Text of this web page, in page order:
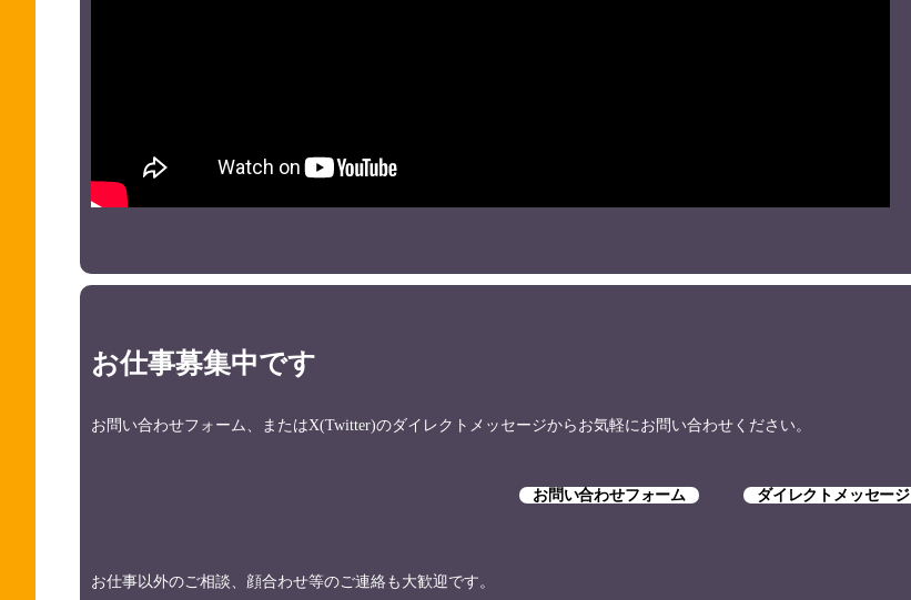
お仕事募集中です
お問い合わせフォーム、またはX(Twitter)のダイレクトメッセージからお気軽にお問い合わせください。
お問い合わせフォーム ダイレクトメッセージ
お仕事以外のご相談、顔合わせ等のご連絡も大歓迎です。